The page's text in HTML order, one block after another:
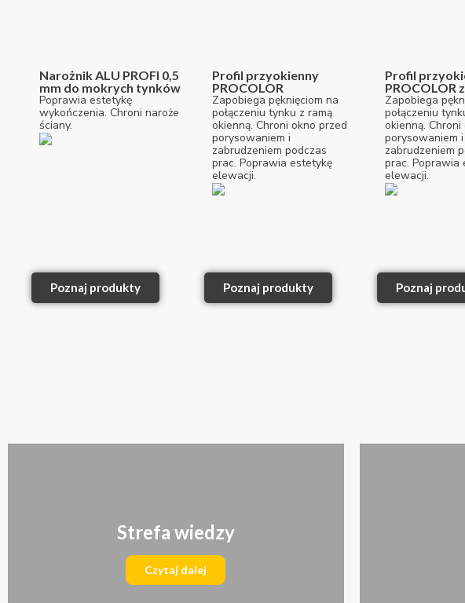
Narożnik ALU PROFI 0,5
mm do mokrych tynków
Poprawia estetykę
wykończenia. Chroni naroże
ściany.
Poznaj produkty
Profil przyokienny
PROCOLOR
Zapobiega pęknięciom na
połączeniu tynku z ramą
okienną. Chroni okno przed
porysowaniem i
zabrudzeniem podczas
prac. Poprawia estetykę
elewacji.
Poznaj produkty
Profil
PROCOLOR
Zapobiega
połączeniu
okienną.
porysowaniem i
zabrudzeniem
prac. Poprawia
elewacji.
Poznaj
Strefa wiedzy
Czytaj dalej